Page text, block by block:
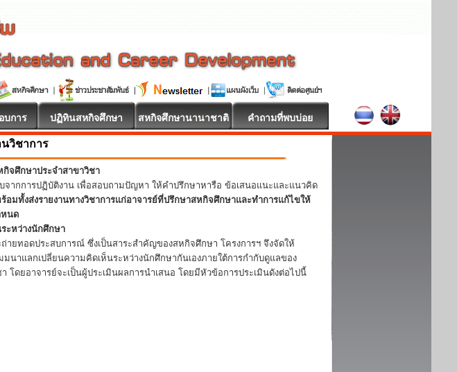
บการ ปฏิทินสหกิจศึกษา สหกิจศึกษานานาชาติ คำถามที่พบบ่อย
วิชาการ
จศึกษาประจำสาขาวิชา
กการปฏิบัติงาน เพื่อสอบถามปัญหา ให้คำปรึกษาหารือ ข้อเสนอแนะและแนวคิด
อมทั้งส่งรายงานทางวิชาการแก่อาจารย์ที่ปรึกษาสหกิจศึกษาและทำการแก้ไขให้
หนด
หว่างนักศึกษา
ายทอดประสบการณ์ ซึ่งเป็นสาระสำคัญของสหกิจศึกษา โครงการฯ จึงจัดให้
นาแลกเปลี่ยนความคิดเห็นระหว่างนักศึกษากันเองภายใต้การกำกับดูแลของ
โดยอาจารย์จะเป็นผู้ประเมินผลการนำเสนอ โดยมีหัวข้อการประเมินดังต่อไปนี้